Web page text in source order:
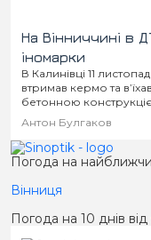
На Вінниччині в
іномарки
В Калинівці 11
втримав кермо та
бетонною
Антон Булгаков
Погода на
Вінниця
Погода на 10 днів від